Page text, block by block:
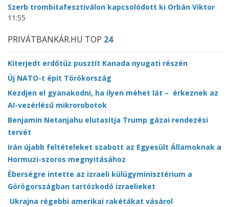
Szerb trombitafesztiválon kapcsolódott ki Orbán Viktor
11:55
PRIVÁTBANKÁR.HU TOP 24
Kiterjedt erdőtűz pusztít Kanada nyugati részén
Új NATO-t épít Törökország
Kezdjen el gyanakodni, ha ilyen méhet lát – érkeznek az
AI-vezérlésű mikrorobotok
Benjamin Netanjahu elutasítja Trump gázai rendezési
tervét
Irán újabb feltételeket szabott az Egyesült Államoknak a
Hormuzi-szoros megnyitásához
Éberségre intette az izraeli külügyminisztérium a
Görögországban tartózkodó izraelieket
Ukrajna régebbi amerikai rakétákat vásárol